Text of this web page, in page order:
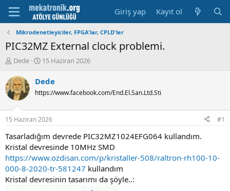
Giriş yap Kayıt ol
Mikrodenetleyiciler, FPGA'lar, CPLD'ler
PIC32MZ External clock problemi.
K
n
u
y
u
b
a
ş
l
a
t
a
n
Dede
B
ş
a
a
t
a
i
h
i
15 Haziran 2026
Dede
https://www.facebook.com/End.El.San.Ltd.Sti
15 Haziran 2026 #1
Tasarladığım devrede PIC32MZ1024EFG064 kullandım.
Kristal devresinde 10MHz SMD
https://www.ozdisan.com/p/kristaller-508/raltron-rh100-10-
000-8-2020-tr-581247 kullandım
Kristal devresinin tasarımı da şöyle..: